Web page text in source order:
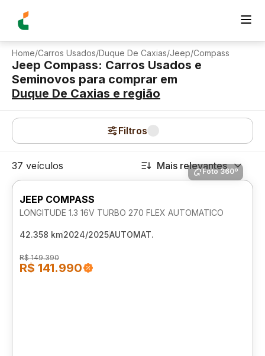
Home/Carros Usados/Duque De Caxias/Jeep/Compass
Jeep Compass: Carros Usados e
Seminovos para comprar em
Duque De Caxias e região
Filtros
37 veículos Mais relevantes
Foto 360º
JEEP COMPASS
LONGITUDE 1.3 16V TURBO 270 FLEX AUTOMATICO
42.358 km2024/2025AUTOMAT.
R$ 149.390
R$ 141.990